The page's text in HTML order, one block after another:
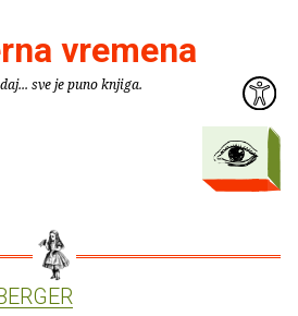
vremena
sve je puno knjiga.